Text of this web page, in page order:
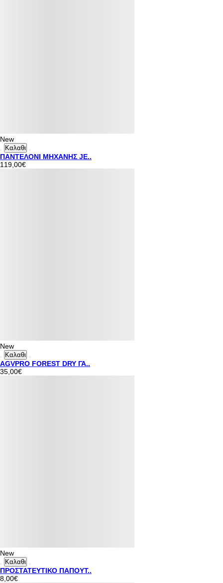
New
Καλαθι
ΠΑΝΤΕΛΟΝΙ ΜΗΧΑΝΗΣ JE..
119,00€
New
Καλαθι
AGVPRO FOREST DRY ΓΑ..
35,00€
New
Καλαθι
ΠΡΟΣΤΑΤΕΥΤΙΚΟ ΠΑΠΟΥΤ..
8,00€